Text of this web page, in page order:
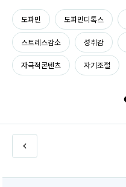
도파민 도파민디톡스
스트레스감소 성취감
자극적콘텐츠 자기조절